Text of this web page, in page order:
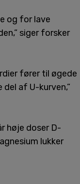
og for lave
siger forsker
fører til øgede
af U-kurven,”
høje doser D-
lukker